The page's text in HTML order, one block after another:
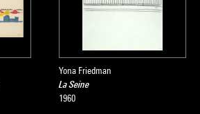
Yona Friedman
La Seine
1960